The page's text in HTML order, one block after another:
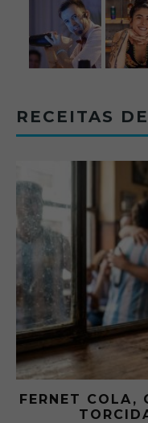
RECEITAS
FERNET COLA,